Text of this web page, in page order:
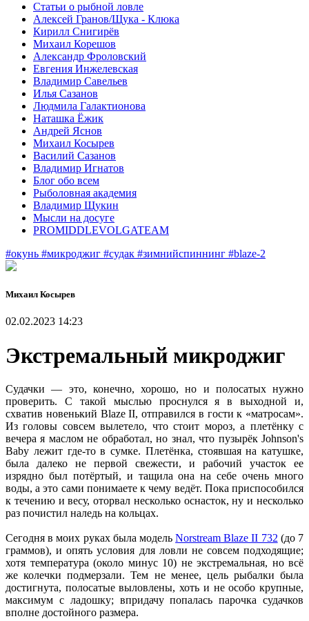
Статьи о рыбной ловле
Алексей Гранов/Щука - Клюка
Кирилл Снигирёв
Михаил Корешов
Александр Фроловский
Евгения Инжелевская
Владимир Савельев
Илья Сазанов
Людмила Галактионова
Наташка Ёжик
Андрей Яснов
Михаил Косырев
Василий Сазанов
Владимир Игнатов
Блог обо всем
Рыболовная академия
Владимир Щукин
Мысли на досуге
PROMIDDLEVOLGATEAM
#окунь #микроджиг #судак #зимнийспиннинг #blaze-2
Михаил Косырев
02.02.2023 14:23
Экстремальный микроджиг
Судачки — это, конечно, хорошо, но и полосатых нужно
проверить. С такой мыслью проснулся я в выходной и,
схватив новенький Blaze II, отправился в гости к «матросам».
Из головы совсем вылетело, что стоит мороз, а плетёнку с
вечера я маслом не обработал, но знал, что пузырёк Johnson's
Baby лежит где-то в сумке. Плетёнка, стоявшая на катушке,
была далеко не первой свежести, и рабочий участок ее
изрядно был потёртый, и тащила она на себе очень много
воды, а это сами понимаете к чему ведёт. Пока приспособился
к течению и весу, оторвал несколько оснасток, ну и несколько
раз почистил наледь на кольцах.
Сегодня в моих руках была модельNorstream Blaze II 732 (до 7
граммов), и опять условия для ловли не совсем подходящие;
хотя температура (около минус 10) не экстремальная, но всё
же колечки подмерзали. Тем не менее, цель рыбалки была
достигнута, полосатые выловлены, хоть и не особо крупные,
максимум с ладошку; впридачу попалась парочка судачков
вполне достойного размера.